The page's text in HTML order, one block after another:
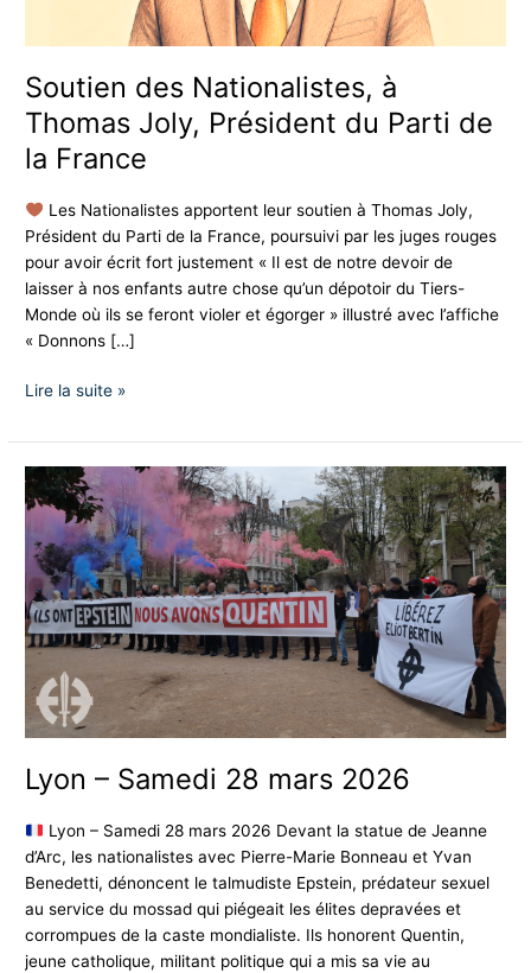
Soutien des Nationalistes, à
Thomas Joly, Président du Parti de
la France
Les Nationalistes apportent leur soutien à Thomas Joly,
Président du Parti de la France, poursuivi par les juges rouges
pour avoir écrit fort justement « Il est de notre devoir de
laisser à nos enfants autre chose qu’un dépotoir du Tiers-
Monde où ils se feront violer et égorger » illustré avec l’affiche
« Donnons […]
la
France
Lire la suite »
Lyon – Samedi 28 mars 2026
Lyon – Samedi 28 mars 2026 Devant la statue de Jeanne
d’Arc, les nationalistes avec Pierre-Marie Bonneau et Yvan
Benedetti, dénoncent le talmudiste Epstein, prédateur sexuel
au service du mossad qui piégeait les élites depravées et
corrompues de la caste mondialiste. Ils honorent Quentin,
jeune catholique, militant politique qui a mis sa vie au
Lyon
–
Samedi
28
mars
2026